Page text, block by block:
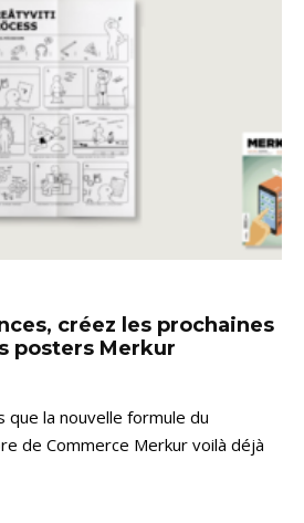
créez les prochaines
posters Merkur
que la nouvelle formule du
de Commerce Merkur voilà déjà